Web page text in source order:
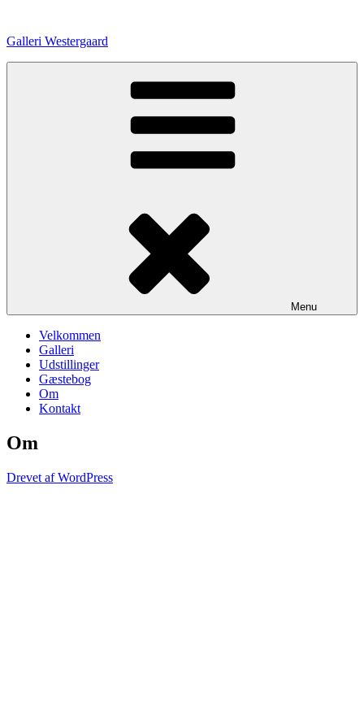
indhold
Galleri Westergaard
Menu
Velkommen
Galleri
Udstillinger
Gæstebog
Om
Kontakt
Om
Drevet af WordPress